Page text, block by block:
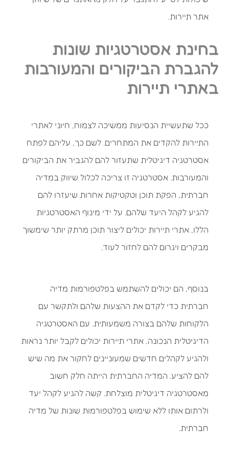
אתר תיירות.
בחינת אסטרטגיות שונות
להגברת הביקורים והמעורבות
באתרי תיירות
ככל שתעשיית הנסיעות ממשיכה לצמוח, חיוני לאתרי
התיירות להקדים את המתחרים. לשם כך, עליהם לפתח
אסטרטגיה דיגיטלית שתעזור להם להגביר את הביקורים
והמעורבות. אסטרטגיה זו צריכה לכלול שיווק במדיה
חברתית, הפקת תוכן וטקטיקות אחרות שיעזרו להם
להגיע לקהל היעד שלהם. על ידי מינוף האסטרטגיות
הללו, אתרי תיירות יכולים ליצור תוכן מרתק יותר שימשוך
מבקרים ויגרום להם לחזור לעוד.
בנוסף, הם יכולים להשתמש בפלטפורמות מדיה
חברתית כדי לקדם את ההצעות שלהם ולתקשר עם
הלקוחות שלהם בצורה משמעותית. עם האסטרטגיה
הדיגיטלית הנכונה, אתרי תיירות יכולים לקבל יותר נראות
ולהגיע לקהלים חדשים שמעוניינים לחקור את מה שיש
להם להציע. המדיה החברתית הייתה חלק חשוב
מאסטרטגיה דיגיטלית מוצלחת. קשה להגיע לקהל יעד
ולרתום אותו ללא שימוש בפלטפורמות שונות של מדיה
חברתית.